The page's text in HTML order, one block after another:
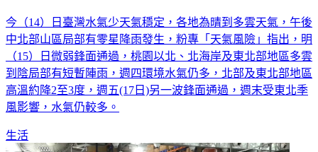
今（14）日臺灣水氣少天氣穩定，各地為晴到多雲天氣，午後
中北部山區局部有零星降雨發生，粉專「天氣風險」指出，明
（15）日微弱鋒面通過，桃園以北、北海岸及東北部地區多雲
到陰局部有短暫陣雨，週四環境水氣仍多，北部及東北部地區
高溫約降2至3度，週五(17日)另一波鋒面通過，週末受東北季
風影響，水氣仍較多。
生活